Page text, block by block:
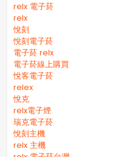
relx 電子菸
relx
悅刻
悅刻電子菸
電子菸 relx
電子菸線上購買
悅客電子菸
relex
悅克
relx電子煙
瑞克電子菸
悅刻主機
relx 主機